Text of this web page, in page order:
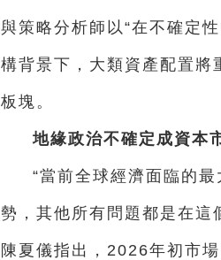
與策略分析師以“在不確定
構背景下，大類資產配置將
板塊。
地緣政治不確定成資本
“當前全球經濟面臨的
勢，其他所有問題都是在這
陳夏儀指出，2026年初市